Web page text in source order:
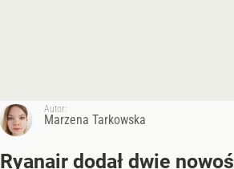
Autor:
Marzena Tarkowska
Ryanair dodał dwie